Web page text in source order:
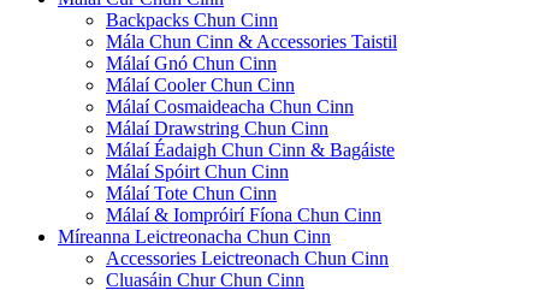
Backpacks Chun Cinn
Mála Chun Cinn & Accessories Taistil
Málaí Gnó Chun Cinn
Málaí Cooler Chun Cinn
Málaí Cosmaideacha Chun Cinn
Málaí Drawstring Chun Cinn
Málaí Éadaigh Chun Cinn & Bagáiste
Málaí Spóirt Chun Cinn
Málaí Tote Chun Cinn
Málaí & Iompróirí Fíona Chun Cinn
Míreanna Leictreonacha Chun Cinn
Accessories Leictreonach Chun Cinn
Cluasáin Chur Chun Cinn